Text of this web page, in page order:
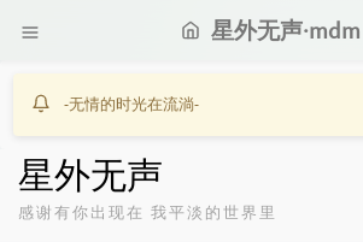
星外无声·mdm
-无情的时光在流淌-
星外无声
感谢有你出现在 我平淡的世界里